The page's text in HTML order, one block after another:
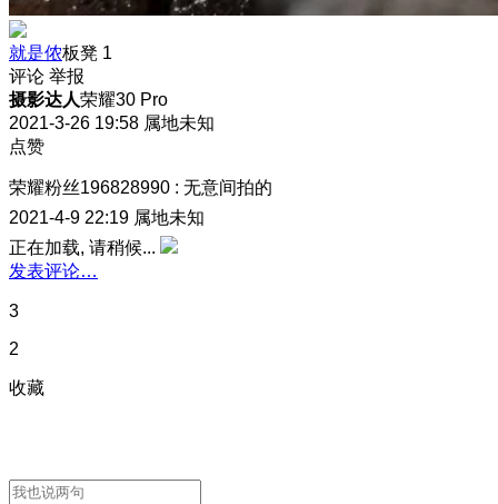
就是侬板凳 1
评论 举报
摄影达人荣耀30 Pro
2021-3-26 19:58 属地未知
点赞
荣耀粉丝196828990 : 无意间拍的
2021-4-9 22:19 属地未知
正在加载, 请稍候...
发表评论…
3
2
收藏